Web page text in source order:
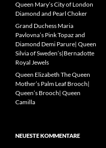
Queen Mary’s City of London
Diamond and Pearl Choker
Grand Duchess Maria
Pavlovna’s Pink Topaz and
Diamond Demi Parure| Queen
Silvia of Sweden’s|Bernadotte
Royal Jewels
Queen Elizabeth The Queen
Mother’s Palm Leaf Brooch|
Queen’s Brooch| Queen
Camilla
NEUESTE KOMMENTARE